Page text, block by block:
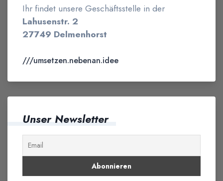
Ihr findet unsere Geschäftsstelle in der
Lahusenstr. 2
27749 Delmenhorst
///umsetzen.nebenan.idee
Unser Newsletter